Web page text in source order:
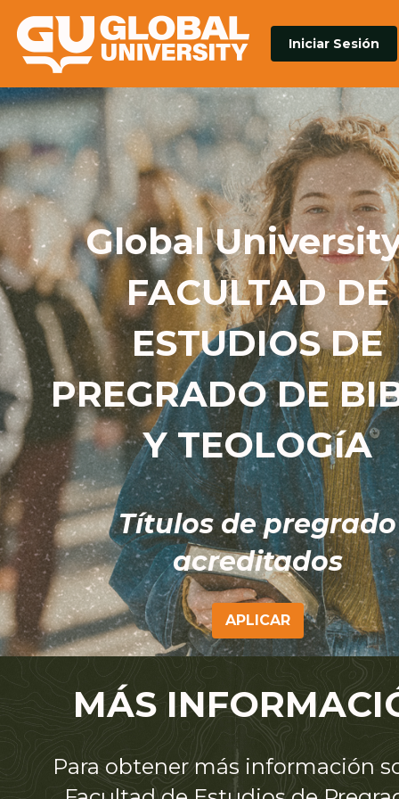
Iniciar Sesión
Global
FACULTAD DE
ESTUDIOS DE
PREGRADO DE
Y TEOLOGíA
Títulos de pregrado
acreditados
APLICAR
MÁS
Para obtener más información